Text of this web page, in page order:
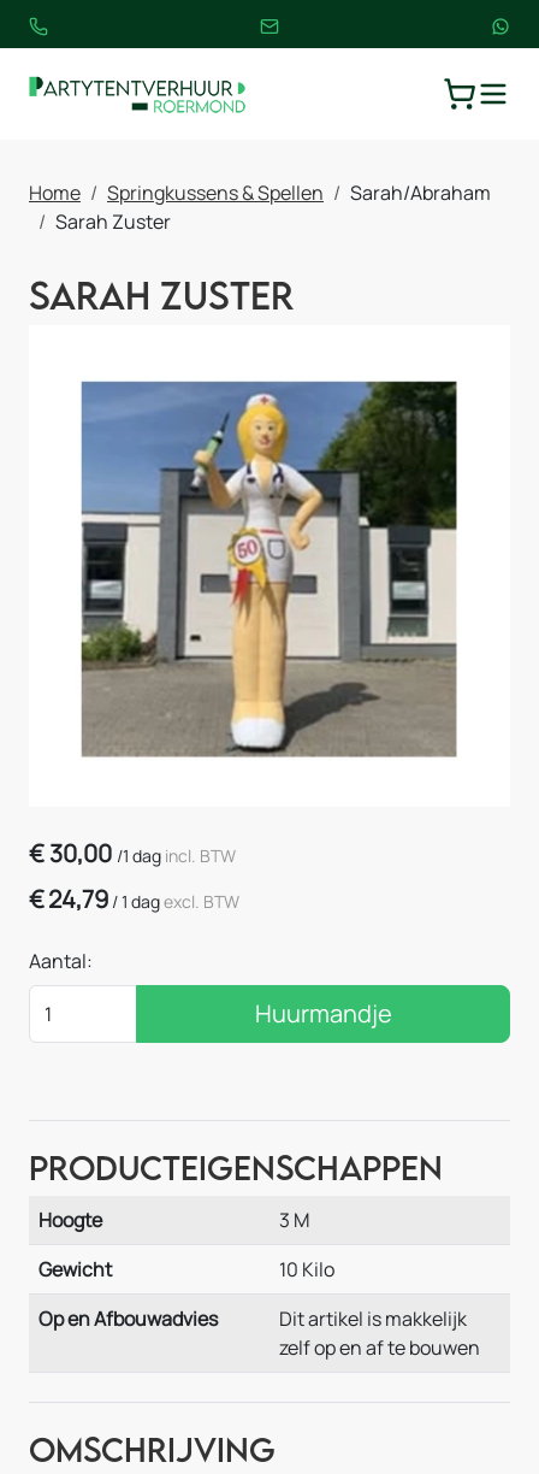
Home Springkussens & Spellen
Sarah/Abraham
Sarah Zuster
Sarah Zuster
€30,00 /1 dag incl. BTW
€24,79 /1 dagexcl. BTW
Aantal:
Huurmandje
Producteigenschappen
Hoogte
3 M
Gewicht
10 Kilo
Op en Afbouwadvies
Dit artikel is makkelijk
zelf op en af te bouwen
Omschrijving